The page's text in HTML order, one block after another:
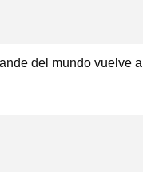
del mundo vuelve a